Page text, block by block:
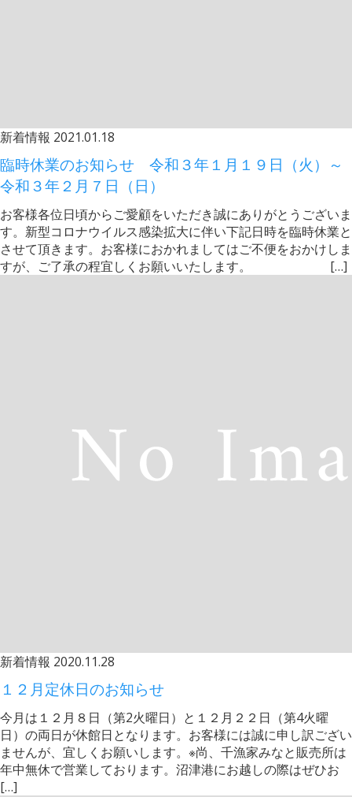
新着情報 2021.01.18
臨時休業のお知らせ 令和３年１月１９日（火）～
令和３年２月７日（日）
お客様各位日頃からご愛顧をいただき誠にありがとうございま
す。新型コロナウイルス感染拡大に伴い下記日時を臨時休業と
させて頂きます。お客様におかれましてはご不便をおかけしま
すが、ご了承の程宜しくお願いいたします。 […]
新着情報 2020.11.28
１２月定休日のお知らせ
今月は１２月８日（第2火曜日）と１２月２２日（第4火曜
日）の両日が休館日となります。お客様には誠に申し訳ござい
ませんが、宜しくお願いします。※尚、千漁家みなと販売所は
年中無休で営業しております。沼津港にお越しの際はぜひお
[…]